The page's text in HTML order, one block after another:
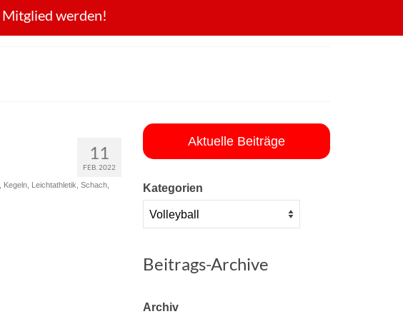
Mitglied werden!
11
FEB. 2022
Kegeln Leichtathletik Schach
Aktuelle Beiträge
Kategorien
Beitrags-Archive
Archiv